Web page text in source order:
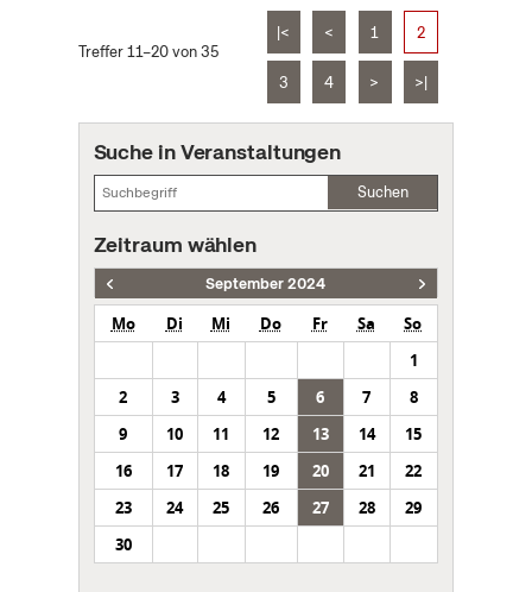
Treffer 11–20 von 35
|< < 1 2
3 4 > >|
Suche in Veranstaltungen
Suchen
Zeitraum wählen
September 2024
Mo Di Mi Do Fr Sa
So
1
2
3 4 5 6 7
8
9
10 11 12 13 14
15
16
17 18 19 20 21
22
23
24 25 26 27 28
29
30